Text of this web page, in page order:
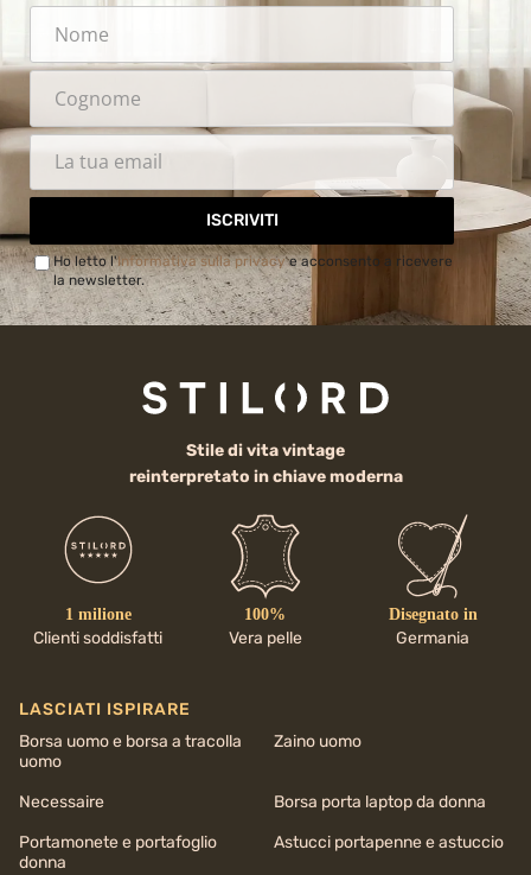
ISCRIVITI
Ho letto l'Informativa sulla privacye acconsento a ricevere
la newsletter.
Stile di vita vintage
reinterpretato in chiave moderna
1 milione
Clienti soddisfatti
100%
Vera pelle
Disegnato in
Germania
LASCIATI ISPIRARE
Borsa uomo e borsa a tracolla
uomo
Zaino uomo
Necessaire
Borsa porta laptop da donna
Portamonete e portafoglio
donna
Astucci portapenne e astuccio